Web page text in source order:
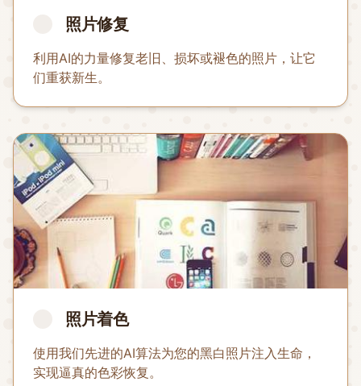
照片修复
利用AI的力量修复老旧、损坏或褪色的照片，让它
们重获新生。
照片着色
使用我们先进的AI算法为您的黑白照片注入生命，
实现逼真的色彩恢复。